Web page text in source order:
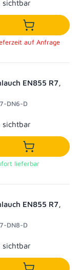
sichtbar
In den
auf Anfrage
EN855 R7,
DN6-D
sichtbar
In den
lieferbar
EN855 R7,
DN8-D
sichtbar